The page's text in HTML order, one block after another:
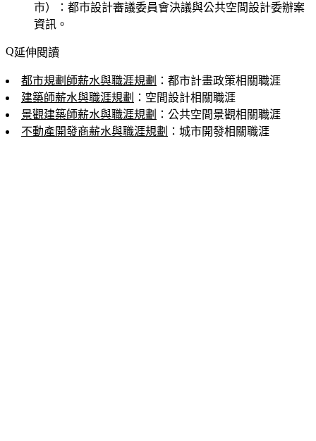
市）
：都市設計審議委員會決議與公共空間設計委辦案
資訊。
延伸閱讀
都市規劃師薪水與職涯規劃 ：都市計畫政策相關職涯
建築師薪水與職涯規劃 ：空間設計相關職涯
景觀建築師薪水與職涯規劃 ：公共空間景觀相關職涯
不動產開發商薪水與職涯規劃 ：城市開發相關職涯